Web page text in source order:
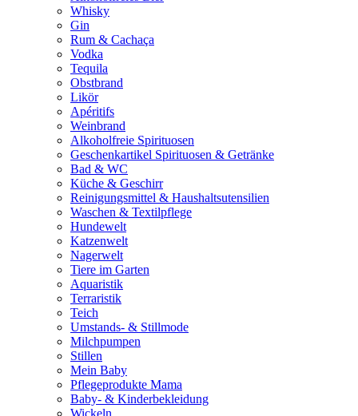
Whisky
Gin
Rum & Cachaça
Vodka
Tequila
Obstbrand
Likör
Apéritifs
Weinbrand
Alkoholfreie Spirituosen
Geschenkartikel Spirituosen & Getränke
Bad & WC
Küche & Geschirr
Reinigungsmittel & Haushaltsutensilien
Waschen & Textilpflege
Hundewelt
Katzenwelt
Nagerwelt
Tiere im Garten
Aquaristik
Terraristik
Teich
Umstands- & Stillmode
Milchpumpen
Stillen
Mein Baby
Pflegeprodukte Mama
Baby- & Kinderbekleidung
Wickeln